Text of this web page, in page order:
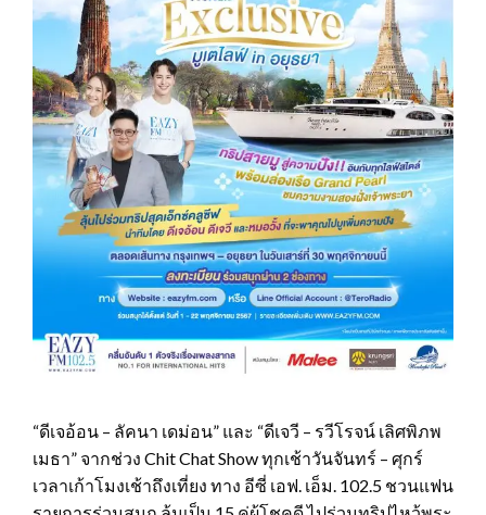
“ดีเจอ้อน – ลัคนา เดม่อน” และ “ดีเจวี – รวีโรจน์ เลิศพิภพ
เมธา” จากช่วง Chit Chat Show ทุกเช้าวันจันทร์ – ศุกร์
เวลาเก้าโมงเช้าถึงเที่ยง ทาง อีซี่ เอฟ. เอ็ม. 102.5 ชวนแฟน